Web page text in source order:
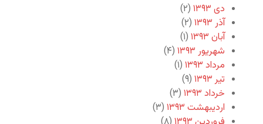
دی ۱۳۹۳
(۲)
آذر ۱۳۹۳
(۲)
آبان ۱۳۹۳
(۱)
شهریور ۱۳۹۳
(۴)
مرداد ۱۳۹۳
(۱)
تیر ۱۳۹۳
(۹)
خرداد ۱۳۹۳
(۳)
اردیبهشت ۱۳۹۳
(۳)